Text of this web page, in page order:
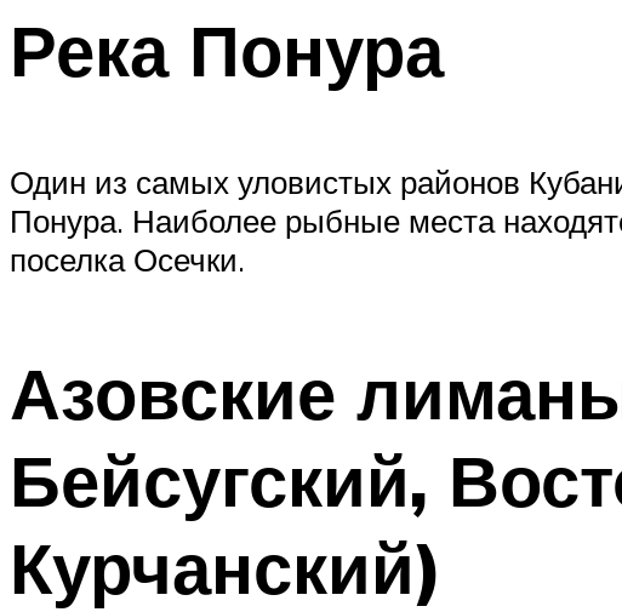
Река Понура
Один из самых уловистых районов
Понура. Наиболее рыбные места
поселка Осечки.
Азовские
Бейсугский,
Курчанский)